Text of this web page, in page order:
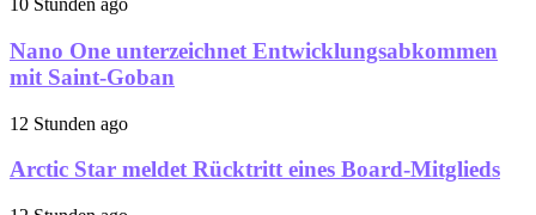
10 Stunden ago
Nano One unterzeichnet Entwicklungsabkommen
mit Saint-Goban
12 Stunden ago
Arctic Star meldet Rücktritt eines Board-Mitglieds